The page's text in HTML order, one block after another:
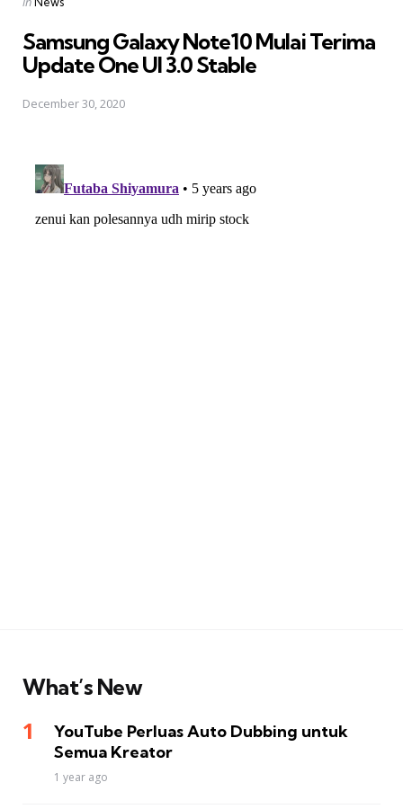
Samsung Galaxy Note10 Mulai Terima
Update One UI 3.0 Stable
December 30, 2020
What’s New
YouTube Perluas Auto Dubbing untuk
Semua Kreator
1 year ago